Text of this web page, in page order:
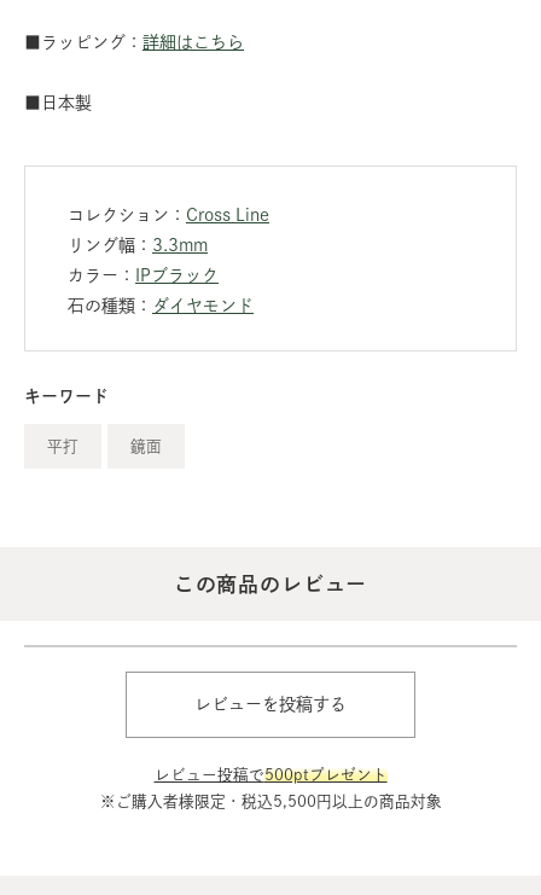
■ラッピング： 詳細はこちら
■日本製
コレクション： Cross Line
リング幅： 3.3mm
カラー：
IPブラック
石の種類： ダイヤモンド
キーワード
平打 鏡面
この商品のレビュー
レビューを投稿する
レビュー投稿で500ptプレゼント
※ご購入者様限定・税込5,500円以上の商品対象